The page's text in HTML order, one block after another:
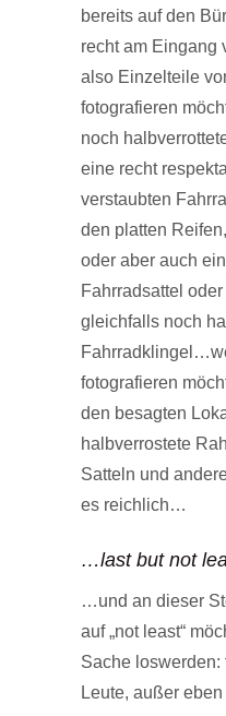
bereits auf den
recht am Eingang
also Einzelteile
fotografieren
noch
eine recht
verstaubten
den platten
oder aber auch
Fahrradsattel
gleichfalls noch
fotografieren
den besagten
halbverrostete
Satteln und
es reichlich…
…last but not
…und an dieser
auf „not least“
Sache loswerden:
Leute, außer